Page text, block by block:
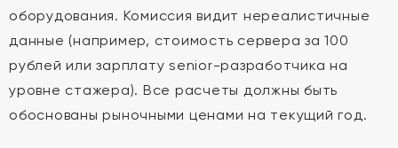
оборудования. Комиссия видит нереалистичные
данные (например, стоимость сервера за 100
рублей или зарплату senior-разработчика на
уровне стажера). Все расчеты должны быть
обоснованы рыночными ценами на текущий год.